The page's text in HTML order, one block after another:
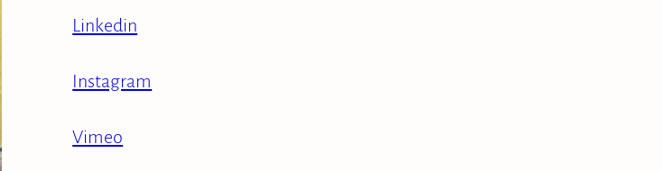
Linkedin
Instagram
Vimeo